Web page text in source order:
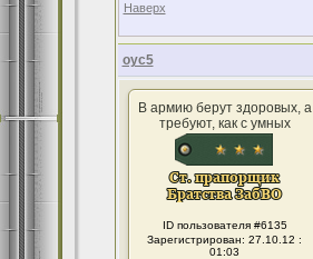
Наверх
оус5
В армию берут здоровых, а
требуют, как с умных
ID пользователя #6135
Зарегистрирован: 27.10.12 :
01:03